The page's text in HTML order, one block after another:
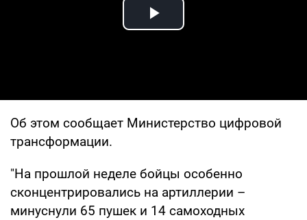
Play Video
Об этом сообщает Министерство цифровой
трансформации.
"На прошлой неделе бойцы особенно
сконцентрировались на артиллерии –
минуснули 65 пушек и 14 самоходных